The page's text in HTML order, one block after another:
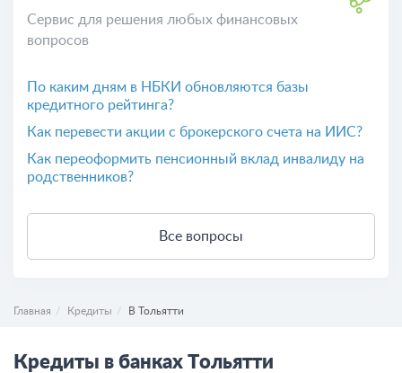
Сервис для решения любых финансовых
вопросов
По каким дням в НБКИ обновляются базы
кредитного рейтинга?
Как перевести акции с брокерского счета на ИИС?
Как переоформить пенсионный вклад инвалиду на
родственников?
Все вопросы
Главная Кредиты В Тольятти
Кредиты в банках Тольятти